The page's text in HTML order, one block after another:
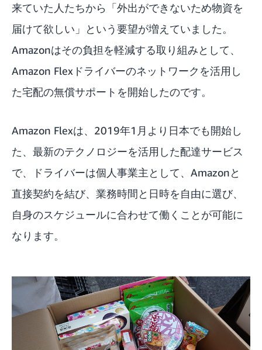
来ていた人たちから「外出ができないため物資を
届けて欲しい」という要望が増えていました。
Amazonはその負担を軽減する取り組みとして、
Amazon Flexドライバーのネットワークを活用し
た宅配の無償サポートを開始したのです。
Amazon Flexは、2019年1月より日本でも開始し
た、最新のテクノロジーを活用した配達サービス
で、ドライバーは個人事業主として、Amazonと
直接契約を結び、業務時間と日時を自由に選び、
自身のスケジュールに合わせて働くことが可能に
なります。